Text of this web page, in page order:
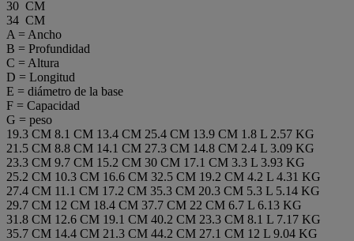
30 CM
34 CM
A = Ancho
B = Profundidad
C = Altura
D = Longitud
E = diámetro de la base
F = Capacidad
G = peso
19.3 CM 8.1 CM 13.4 CM 25.4 CM 13.9 CM 1.8 L 2.57 KG
21.5 CM 8.8 CM 14.1 CM 27.3 CM 14.8 CM 2.4 L 3.09 KG
23.3 CM 9.7 CM 15.2 CM 30 CM 17.1 CM 3.3 L 3.93 KG
25.2 CM 10.3 CM 16.6 CM 32.5 CM 19.2 CM 4.2 L 4.31 KG
27.4 CM 11.1 CM 17.2 CM 35.3 CM 20.3 CM 5.3 L 5.14 KG
29.7 CM 12 CM 18.4 CM 37.7 CM 22 CM 6.7 L 6.13 KG
31.8 CM 12.6 CM 19.1 CM 40.2 CM 23.3 CM 8.1 L 7.17 KG
35.7 CM 14.4 CM 21.3 CM 44.2 CM 27.1 CM 12 L 9.04 KG